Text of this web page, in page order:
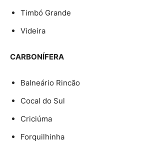
Timbó Grande
Videira
CARBONÍFERA
Balneário Rincão
Cocal do Sul
Criciúma
Forquilhinha